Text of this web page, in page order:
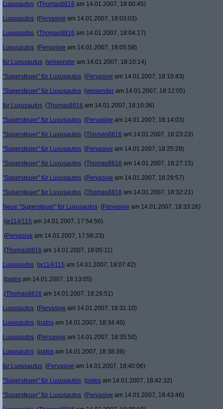
Luxusautos (Thomas8816 am 14.01.2007, 18:00:45)
Luxusautos (Pervasive am 14.01.2007, 18:03:03)
Luxusautos (Thomas8816 am 14.01.2007, 18:04:17)
Luxusautos (Pervasive am 14.01.2007, 18:05:58)
für Luxusautos (wissender am 14.01.2007, 18:10:14)
"Supersteuer" für Luxusautos (Pervasive am 14.01.2007, 18:10:43)
"Supersteuer" für Luxusautos (wissender am 14.01.2007, 18:12:05)
für Luxusautos (Thomas8816 am 14.01.2007, 18:10:36)
"Supersteuer" für Luxusautos (Pervasive am 14.01.2007, 18:14:03)
"Supersteuer" für Luxusautos (Thomas8816 am 14.01.2007, 18:23:23)
"Supersteuer" für Luxusautos (Pervasive am 14.01.2007, 18:25:28)
"Supersteuer" für Luxusautos (Thomas8816 am 14.01.2007, 18:27:15)
"Supersteuer" für Luxusautos (Pervasive am 14.01.2007, 18:29:57)
"Supersteuer" für Luxusautos (Thomas8816 am 14.01.2007, 18:32:21)
Neue "Supersteuer" für Luxusautos (Pervasive am 14.01.2007, 18:33:26)
(w114/115 am 14.01.2007, 17:54:56)
(Pervasive am 14.01.2007, 17:56:23)
(Thomas8816 am 14.01.2007, 18:05:11)
Luxusautos (w114/115 am 14.01.2007, 18:07:42)
(patos am 14.01.2007, 18:13:05)
(Thomas8816 am 14.01.2007, 18:29:51)
Luxusautos (Pervasive am 14.01.2007, 18:31:10)
Luxusautos (patos am 14.01.2007, 18:34:40)
Luxusautos (Pervasive am 14.01.2007, 18:35:50)
Luxusautos (patos am 14.01.2007, 18:38:39)
für Luxusautos (Pervasive am 14.01.2007, 18:40:06)
"Supersteuer" für Luxusautos (patos am 14.01.2007, 18:42:32)
"Supersteuer" für Luxusautos (Pervasive am 14.01.2007, 18:43:46)